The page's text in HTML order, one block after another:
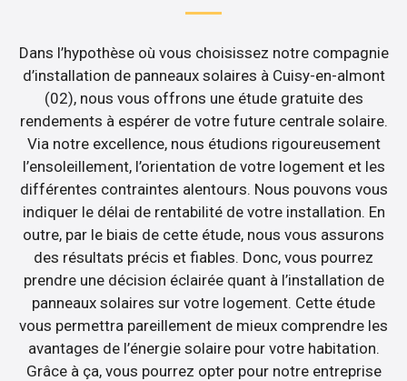
Dans l’hypothèse où vous choisissez notre compagnie
d’installation de panneaux solaires à Cuisy-en-almont
(02), nous vous offrons une étude gratuite des
rendements à espérer de votre future centrale solaire.
Via notre excellence, nous étudions rigoureusement
l’ensoleillement, l’orientation de votre logement et les
différentes contraintes alentours. Nous pouvons vous
indiquer le délai de rentabilité de votre installation. En
outre, par le biais de cette étude, nous vous assurons
des résultats précis et fiables. Donc, vous pourrez
prendre une décision éclairée quant à l’installation de
panneaux solaires sur votre logement. Cette étude
vous permettra pareillement de mieux comprendre les
avantages de l’énergie solaire pour votre habitation.
Grâce à ça, vous pourrez opter pour notre entreprise